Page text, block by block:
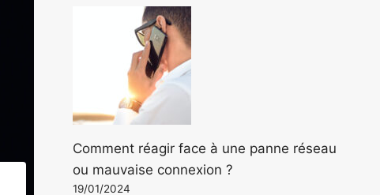
Comment réagir face à une panne réseau
ou mauvaise connexion ?
19/01/2024